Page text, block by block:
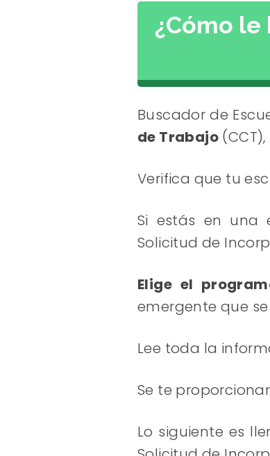
¿Cómo
Buscador de
de Trabajo
Verifica que tu
Si estás en una
Solicitud de
Elige el
emergente que
Lee toda la
Se te
Lo siguiente es